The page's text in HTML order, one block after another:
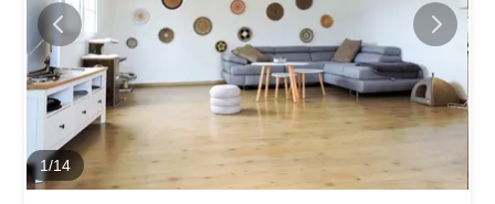
du jour selon leurs envies. L’appartement se compose
comme suit : • Hall d’entrée • Cuisine entièrement
agencée • Salon avec accès au balcon • 2 chambres à
coucher • 1 salle d’eau avec...
1/14